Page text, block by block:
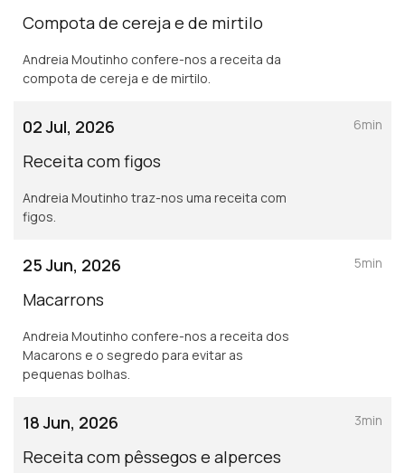
Compota de cereja e de mirtilo
Andreia Moutinho confere-nos a receita da
compota de cereja e de mirtilo.
02 Jul, 2026
Receita com figos
Andreia Moutinho traz-nos uma receita com
figos.
6min
25 Jun, 2026
Macarrons
Andreia Moutinho confere-nos a receita dos
Macarons e o segredo para evitar as
pequenas bolhas.
5min
18 Jun, 2026
Receita com pêssegos e alperces
3min